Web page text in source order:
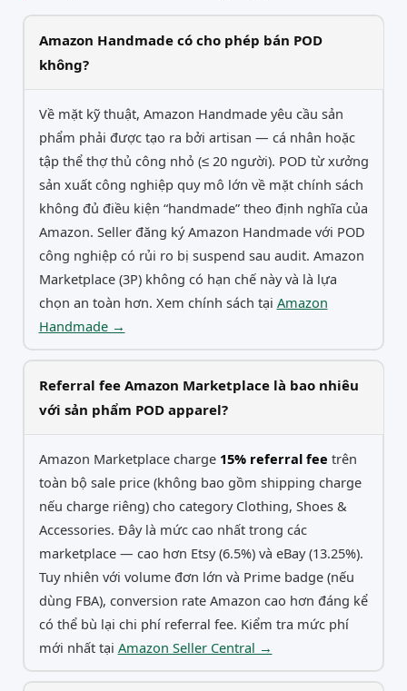
Amazon Handmade có cho phép bán POD
không?
Về mặt kỹ thuật, Amazon Handmade yêu cầu sản
phẩm phải được tạo ra bởi artisan — cá nhân hoặc
tập thể thợ thủ công nhỏ (≤ 20 người). POD từ xưởng
sản xuất công nghiệp quy mô lớn về mặt chính sách
không đủ điều kiện “handmade” theo định nghĩa của
Amazon. Seller đăng ký Amazon Handmade với POD
công nghiệp có rủi ro bị suspend sau audit. Amazon
Marketplace (3P) không có hạn chế này và là lựa
chọn an toàn hơn. Xem chính sách tại Amazon
Handmade →
Referral fee Amazon Marketplace là bao nhiêu
với sản phẩm POD apparel?
Amazon Marketplace charge 15% referral fee trên
toàn bộ sale price (không bao gồm shipping charge
nếu charge riêng) cho category Clothing, Shoes &
Accessories. Đây là mức cao nhất trong các
marketplace — cao hơn Etsy (6.5%) và eBay (13.25%).
Tuy nhiên với volume đơn lớn và Prime badge (nếu
dùng FBA), conversion rate Amazon cao hơn đáng kể
có thể bù lại chi phí referral fee. Kiểm tra mức phí
mới nhất tại Amazon Seller Central →